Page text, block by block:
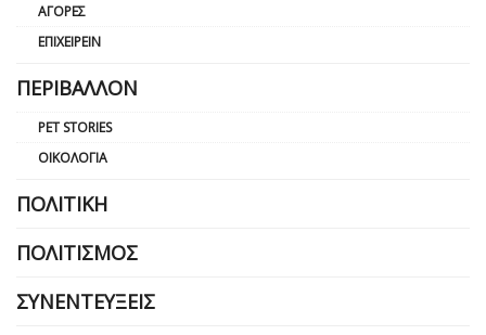
ΑΓΟΡΈΣ
ΕΠΙΧΕΙΡΕΊΝ
ΠΕΡΙΒΆΛΛΟΝ
PET STORIES
ΟΙΚΟΛΟΓΊΑ
ΠΟΛΙΤΙΚΉ
ΠΟΛΙΤΙΣΜΌΣ
ΣΥΝΕΝΤΕΎΞΕΙΣ